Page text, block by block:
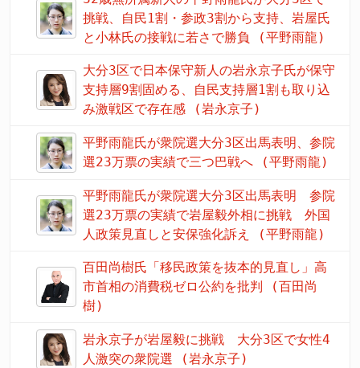
挑戦、自民1割・参政3割から支持、岩屋氏
と小林氏の接戦に若さで勝負 (平野雨龍)
大分3区で日本保守新人の岩永京子氏が保守
支持層9割固める、自民支持層1割も取り込
み激戦区で存在感 (岩永京子)
平野雨龍氏が衆院選大分3区出馬表明、参院
選23万票の実績で三つ巴戦へ (平野雨龍)
平野雨龍氏が衆院選大分3区出馬表明 参院
選23万票の実績で岩屋毅外相に挑戦 外国
人政策見直しと安保強化訴え (平野雨龍)
百田尚樹氏「移民政策を抜本的見直し」高
市首相の消費税ゼロ公約を批判 (百田尚
樹)
岩永京子が岩屋毅に挑戦 大分3区で女性4
人激突の衆院選 (岩永京子)